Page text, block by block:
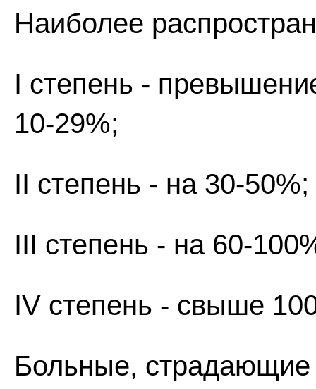
Наиболее
I степень -
10-29%;
II степень - на 30-50%;
III степень - на 60-
IV степень - свыше
Больные,